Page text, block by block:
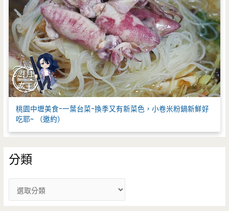
桃園中壢美食-一葉台菜-換季又有新菜色，小卷米粉鍋新鮮好
吃耶~ （邀約）
分類
類